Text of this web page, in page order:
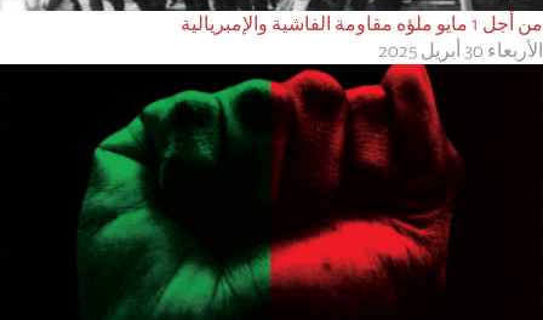
من أجل 1 مايو ملؤه مقاومة الفاشية والإمبريالية
الأربعاء 30 أبريل 2025